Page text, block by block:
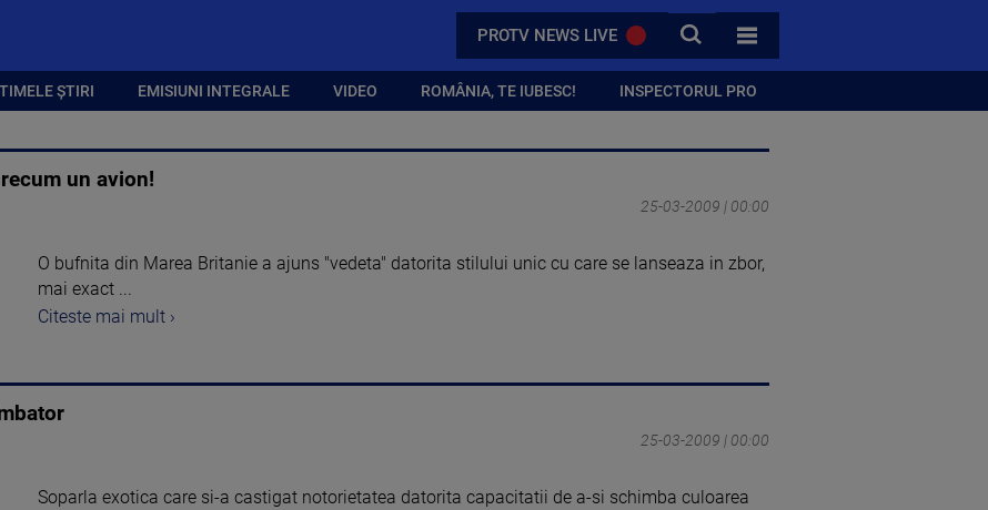
PROTV NEWS LIVE CAUTA
TOATE CATEGORIILE
ȘTIRI EMISIUNI INTEGRALE VIDEO ROMÂNIA, TE IUBESC! INSPECTORUL PRO
un avion!
25-03-2009 | 00:00
O bufnita din Marea Britanie a ajuns "vedeta" datorita stilului unic cu care se lanseaza in zbor,
mai exact ...
Citeste mai mult ›
25-03-2009 | 00:00
Soparla exotica care si-a castigat notorietatea datorita capacitatii de a-si schimba culoarea